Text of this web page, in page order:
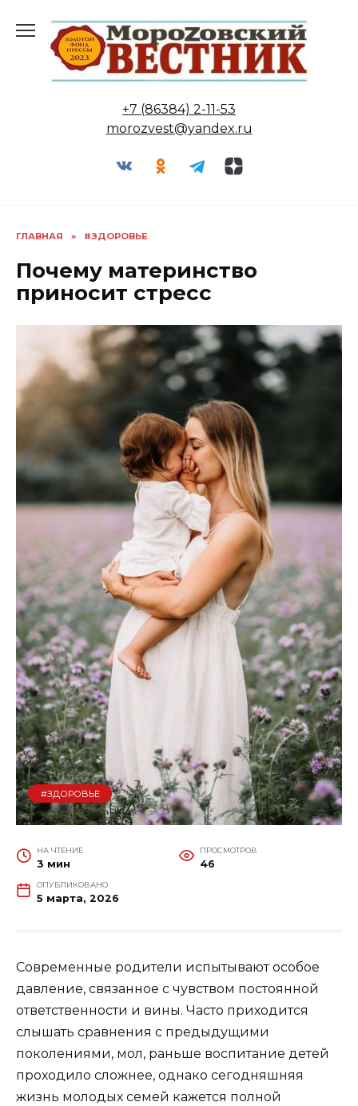
содержанию
+7 (86384) 2-11-53
morozvest@yandex.ru
ГЛАВНАЯ » #ЗДОРОВЬЕ
Почему материнство
приносит стресс
#ЗДОРОВЬЕ
НА ЧТЕНИЕ
3 мин
ПРОСМОТРОВ
46
ОПУБЛИКОВАНО
5 марта, 2026
Современные родители испытывают особое
давление, связанное с чувством постоянной
ответственности и вины. Часто приходится
слышать сравнения с предыдущими
поколениями, мол, раньше воспитание детей
проходило сложнее, однако сегодняшняя
жизнь молодых семей кажется полной